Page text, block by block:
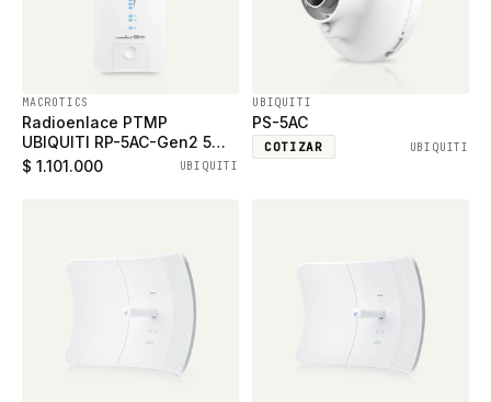
MACROTICS
Radioenlace PTMP
UBIQUITI RP-5AC-Gen2 5
GHz Rocket AC, PRISM,
$ 1.101.000 UBIQUITI
UBIQUITI
PS-5AC
COTIZAR UBIQUITI